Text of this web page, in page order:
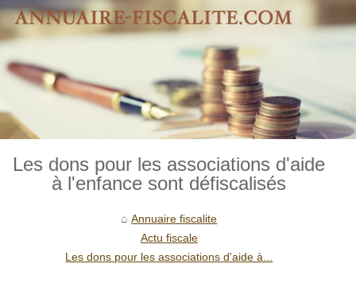
Les dons pour les associations d'aide
à l'enfance sont défiscalisés
Annuaire fiscalite
Actu fiscale
Les dons pour les associations d'aide à...